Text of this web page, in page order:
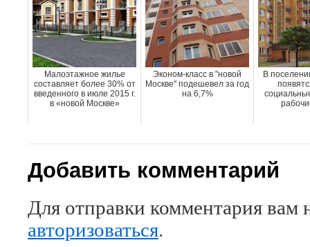
Малоэтажное жилье
составляет более 30% от
введенного в июле 2015 г.
в «новой Москве»
Эконом-класс в "новой
Москве" подешевел за год
на 6,7%
В
Добавить комментарий
Для отправки комментария вам
авторизоваться.